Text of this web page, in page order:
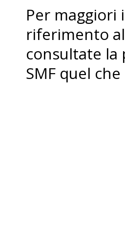
Per maggiori
riferimento al
consultate la
SMF quel che